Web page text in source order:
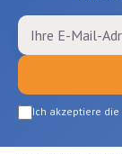
Ich akzeptiere die